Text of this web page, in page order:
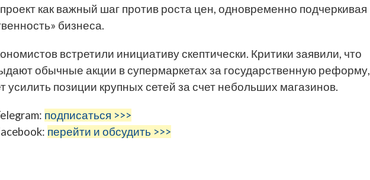
как важный шаг против роста цен, одновременно подчеркивая
бизнеса.
встретили инициативу скептически. Критики заявили, что
обычные акции в супермаркетах за государственную реформу,
усилить позиции крупных сетей за счет небольших магазинов.
подписаться >>>
перейти и обсудить >>>